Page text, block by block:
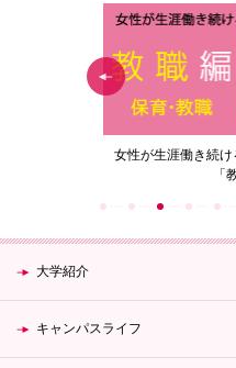
女性が生涯働き続
「
大学紹介
キャンパスライフ